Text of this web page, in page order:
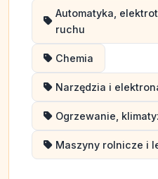
Automatyka,
ruchu
Chemia
Narzędzia i
Ogrzewanie,
Maszyny rolnicze i